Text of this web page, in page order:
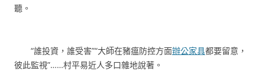
聽。
“誰投資，誰受害”“大師在豬瘟防控方面辦公家具都要留意，
彼此監視”……村平易近人多口雜地說著。